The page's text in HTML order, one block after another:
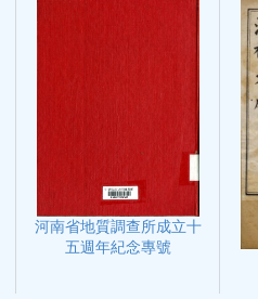
河南省地質調查所成立十
五週年紀念專號